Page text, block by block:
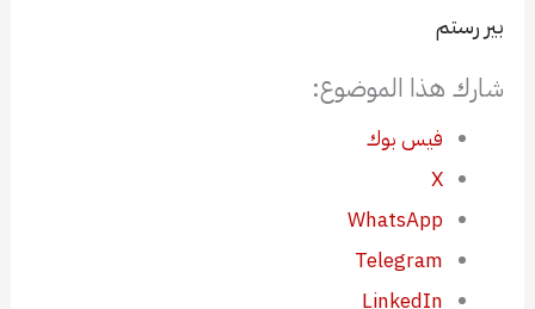
بير رستم
شارك هذا الموضوع:
فيس بوك
X
WhatsApp
Telegram
LinkedIn